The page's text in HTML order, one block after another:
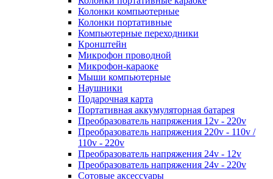
Колонки компьютерные
Колонки портативные
Компьютерные переходники
Кронштейн
Микрофон проводной
Микрофон-караоке
Мыши компьютерные
Наушники
Подарочная карта
Портативная аккумуляторная батарея
Преобразователь напряжения 12v - 220v
Преобразователь напряжения 220v - 110v /
110v - 220v
Преобразователь напряжения 24v - 12v
Преобразователь напряжения 24v - 220v
Сотовые аксессуары